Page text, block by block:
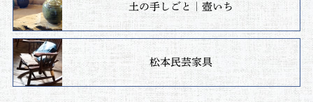
土の手しごと｜壺いち
松本民芸家具